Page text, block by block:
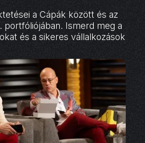
a Cápák között és az
portfóliójában. Ismerd meg a
és a sikeres vállalkozások